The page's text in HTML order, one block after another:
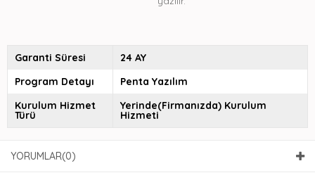
Garanti Süresi
24 AY
Program Detayı
Penta Yazılım
Kurulum Hizmet
Türü
Yerinde(Firmanızda) Kurulum
Hizmeti
YORUMLAR(0)